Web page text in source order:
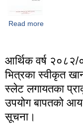
Read more
आर्थिक वर्ष २०८२/
भित्रका स्वीकृत
स्लेट लगायतका
उपयोग बापतको
सूचना।